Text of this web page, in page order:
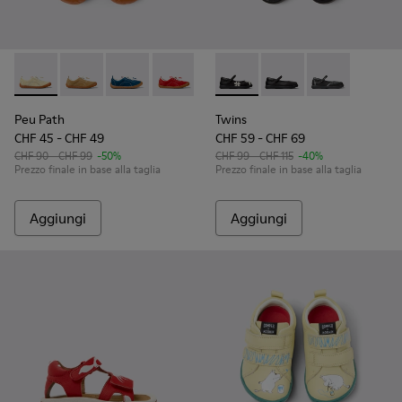
Peu Path - K800694-003 - Sneakers in nabuk giallo per
Peu Path - K800694-004 - Sneakers marroni in
Peu Path - K800694-002 - Sneakers in pelle
Peu Path - K800694-001
Peu Path
CHF 45 - CHF 49
CHF 90 - CHF 99 -50%
Prezzo finale in base alla taglia
Aggiungi
Twins - K800549-006 -
Twins - K800549-003
Twins -
Twins
CHF 59 - CHF 69
CHF 99 - CHF 115 -40%
Prezzo finale in base alla taglia
Aggiungi